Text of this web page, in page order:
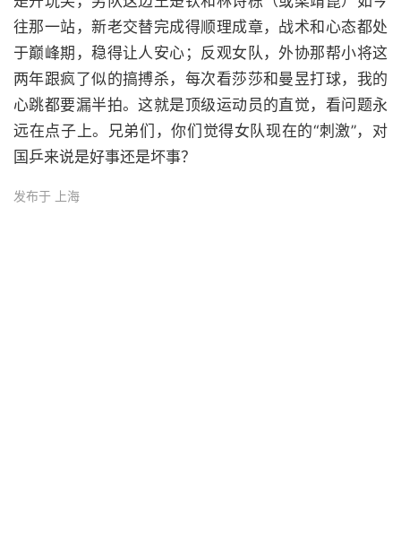
往那一站，新老交替完成得顺理成章，战术和心态都处
于巅峰期，稳得让人安心；反观女队，外协那帮小将这
两年跟疯了似的搞搏杀，每次看莎莎和曼昱打球，我的
心跳都要漏半拍。这就是顶级运动员的直觉，看问题永
远在点子上。兄弟们，你们觉得女队现在的“刺激”，对
国乒来说是好事还是坏事？
发布于 上海